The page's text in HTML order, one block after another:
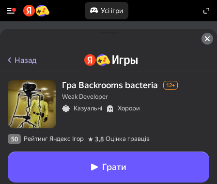
Усі ігри
Назад
Гра Backrooms bacteria 12+
Weak Developer
Казуальні
Хорори
50 Рейтинг Яндекс Ігор 3,8 Оцінка гравців
Грати